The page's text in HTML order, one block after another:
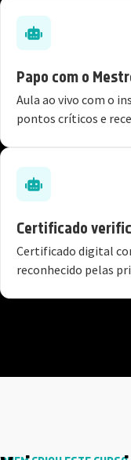
Papo com o
Aula ao vivo com o
pontos críticos e
Certificado
Certificado digital
reconhecido pelas